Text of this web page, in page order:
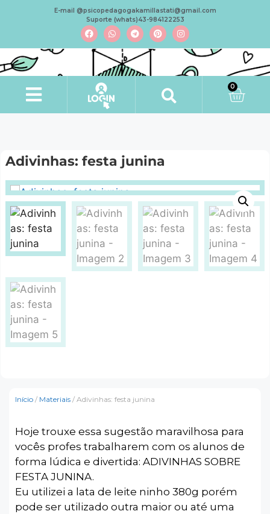
E-mail @psicopedagogakamillastati@gmail.com
Suporte (whats)43-984122253
0
Adivinhas: festa junina
Início / Materiais / Adivinhas: festa junina
Hoje trouxe essa sugestão maravilhosa para
vocês profes trabalharem com os alunos de
forma lúdica e divertida: ADIVINHAS SOBRE
FESTA JUNINA.
Eu utilizei a lata de leite ninho 380g porém
pode ser utilizado outra maior ou até uma